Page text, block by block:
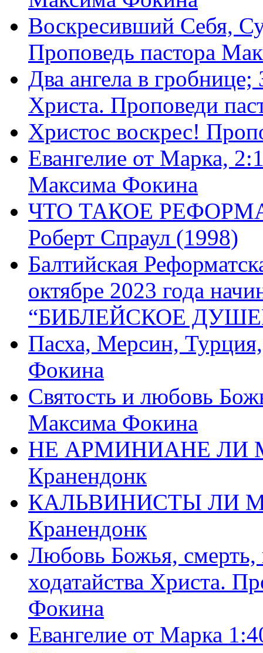
Воскресивший Себя,
Проповедь пастора
Два ангела в
Христа. Проповеди
Христос воскрес!
Евангелие от Марка,
Максима Фокина
ЧТО ТАКОЕ
Роберт Спраул (1998)
Балтийская
октябре 2023 года
“БИБЛЕЙСКОЕ
Пасха, Мерсин,
Фокина
Святость и любовь
Максима Фокина
НЕ АРМИНИАНЕ ЛИ
Кранендонк
КАЛЬВИНИСТЫ ЛИ
Кранендонк
Любовь Божья, смерть,
ходатайства Христа.
Фокина
Евангелие от Марка